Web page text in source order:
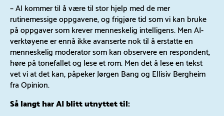
– AI kommer til å være til stor hjelp med de mer
rutinemessige oppgavene, og frigjøre tid som vi kan bruke
på oppgaver som krever menneskelig intelligens. Men AI-
verktøyene er ennå ikke avanserte nok til å erstatte en
menneskelig moderator som kan observere en respondent,
høre på tonefallet og lese et rom. Men det å lese en tekst
vet vi at det kan, påpeker Jørgen Bang og Ellisiv Bergheim
fra Opinion.
Så langt har AI blitt utnyttet til: